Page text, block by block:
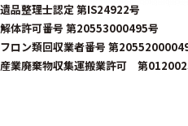
遺品整理士認定 第IS24922号
解体許可番号 第20553000495号
フロン類回収業者番号 第
産業廃棄物収集運搬業許可 第